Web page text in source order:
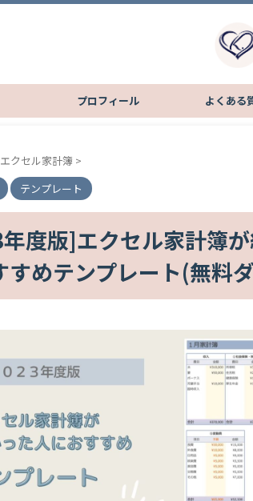
プロフィール よくある
エクセル家計簿 >
テンプレート
度版]エクセル家計簿
すめテンプレート(無料